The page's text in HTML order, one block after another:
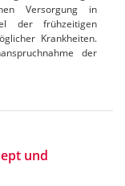
Versorgung in
der frühzeitigen
Krankheiten.
der
und